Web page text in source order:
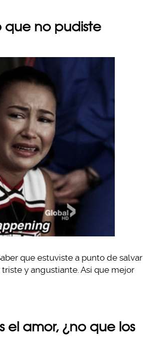
que no pudiste
que estuviste a punto de salvar
y angustiante. Así que mejor
el amor, ¿no que los